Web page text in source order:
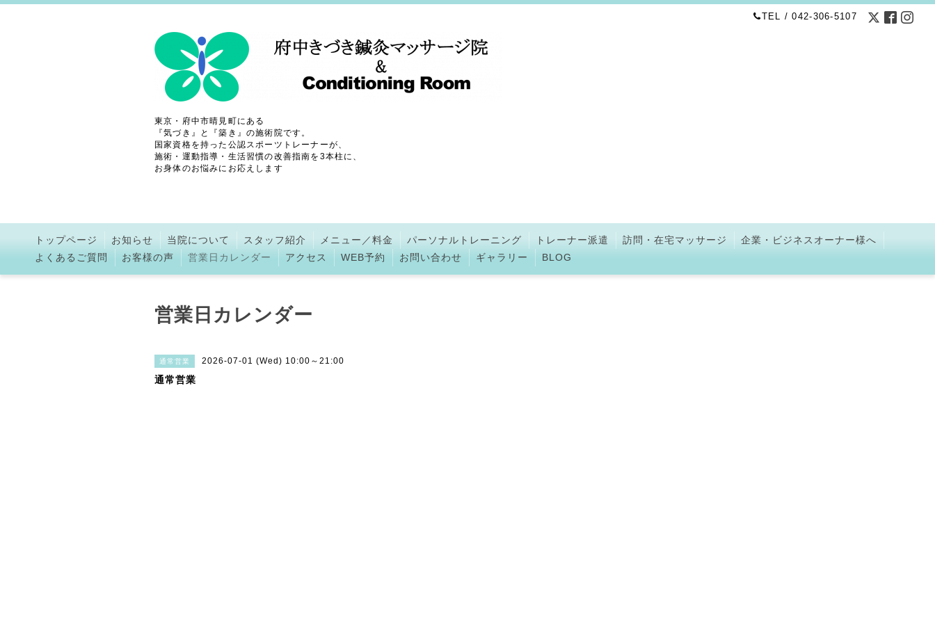
TEL / 042-306-5107
東京・府中市晴見町にある
『気づき』と『築き』の施術院です。
国家資格を持った公認スポーツトレーナーが、
施術・運動指導・生活習慣の改善指南を3本柱に、
お身体のお悩みにお応えします
トップページ お知らせ 当院について スタッフ紹介 メニュー／料金 パーソナルトレーニング トレーナー派遣 訪問・在宅マッサージ
企業・ビジネスオーナー様へ
よくあるご質問
お客様の声 営業日カレンダー アクセス WEB予約 お問い合わせ ギャラリー BLOG
営業日カレンダー
通常営業 2026-07-01 (Wed) 10:00～21:00
通常営業